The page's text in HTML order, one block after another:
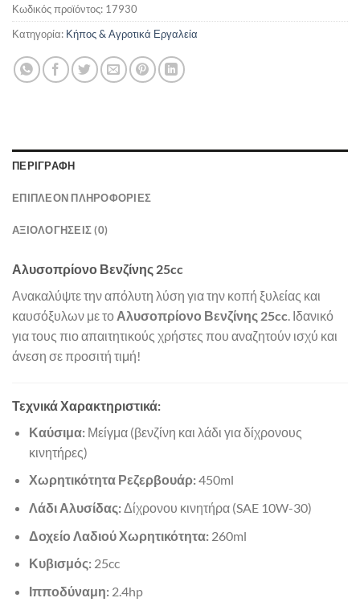
Κωδικός προϊόντος: 17930
Κατηγορία: Κήπος & Αγροτικά Εργαλεία
ΠΕΡΙΓΡΑΦΉ
ΕΠΙΠΛΈΟΝ ΠΛΗΡΟΦΟΡΊΕΣ
ΑΞΙΟΛΟΓΉΣΕΙΣ (0)
Αλυσοπρίονο Βενζίνης 25cc
Ανακαλύψτε την απόλυτη λύση για την κοπή ξυλείας και
καυσόξυλων με το Αλυσοπρίονο Βενζίνης 25cc. Ιδανικό
για τους πιο απαιτητικούς χρήστες που αναζητούν ισχύ και
άνεση σε προσιτή τιμή!
Τεχνικά Χαρακτηριστικά:
Καύσιμα:Μείγμα (βενζίνη και λάδι για δίχρονους
κινητήρες)
Χωρητικότητα Ρεζερβουάρ:450ml
Λάδι Αλυσίδας:Δίχρονου κινητήρα (SAE 10W-30)
Δοχείο Λαδιού Χωρητικότητα:260ml
Κυβισμός:25cc
Ιπποδύναμη:2.4hp